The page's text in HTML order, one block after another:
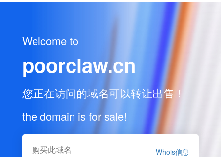
Welcome to
poorclaw.cn
您正在访问的域名可以转让出售！
the domain is for sale!
购买此域名 Whois信息